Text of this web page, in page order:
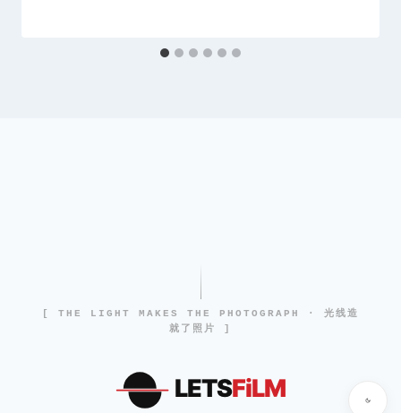
[ THE LIGHT MAKES THE PHOTOGRAPH · 光线造
就了照片 ]
LETSFiLM